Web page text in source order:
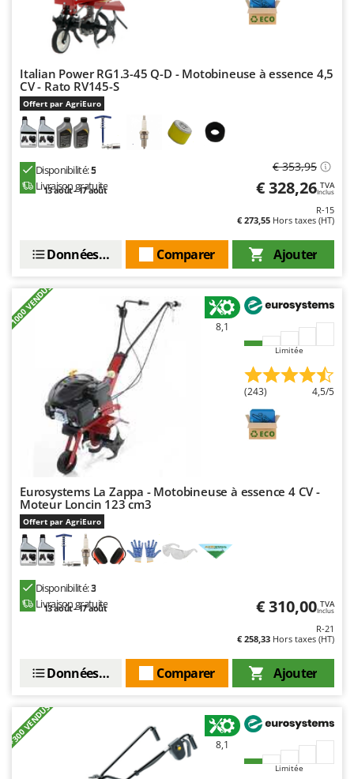
ZGrills
Zodiac
Zomax
Italian Power RG1.3-45 Q-D - Motobineuse à essence 4,5
CV - Rato RV145-S
Offert par AgriEuro
Disponibilité:5
Livraison gratuite
13 août - 17 août
€ 353,95
€ 328,26 TVA
Inclus
R-15
€ 273,55 Hors taxes (HT)
Ajouter
Comparer
Données techniques
+1000 VENDUS 8,1
Limitée
(243) 4,5/5
Eurosystems La Zappa - Motobineuse à essence 4 CV -
Moteur Loncin 123 cm3
Offert par AgriEuro
Disponibilité:3
Livraison gratuite
13 août - 17 août € 310,00 TVA
Inclus
R-21
€ 258,33 Hors taxes (HT)
Ajouter
Comparer
Données techniques
+300 VENDUS 8,1
Limitée